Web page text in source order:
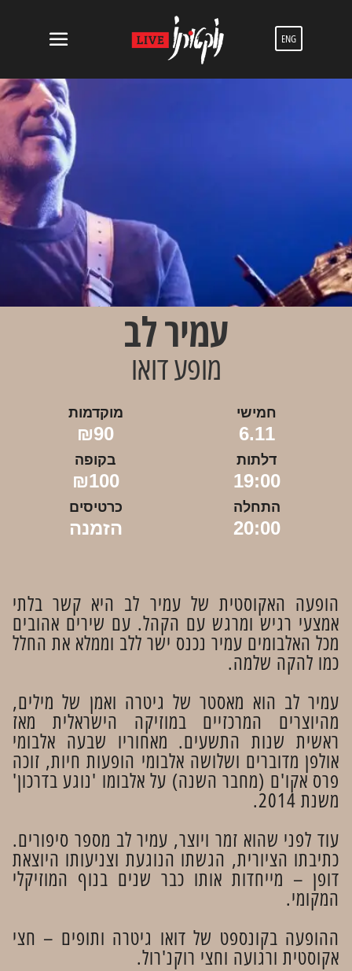
ENG
עמיר לב
מופע דואו
חמישי
6.11
מוקדמות
₪90
דלתות
19:00
בקופה
₪100
התחלה
20:00
כרטיסים
הזמנה
הופעה האקוסטית של עמיר לב היא קשר בלתי
אמצעי רגיש ומרגש עם הקהל. עם שירים אהובים
מכל האלבומים עמיר נכנס ישר ללב וממלא את החלל
כמו להקה שלמה.
עמיר לב הוא מאסטר של גיטרה ואמן של מילים,
מהיוצרים המרכזיים במוזיקה הישראלית מאז
ראשית שנות התשעים. מאחוריו שבעה אלבומי
אולפן מדוברים ושלושה אלבומי הופעות חיות, זוכה
פרס אקו'ם (מחבר השנה) על אלבומו 'נוגע בדרכון'
משנת 2014.
עוד לפני שהוא זמר ויוצר, עמיר לב מספר סיפורים.
כתיבתו הציורית, הגשתו הנוגעת וצניעותו היוצאת
דופן – מייחדות אותו כבר שנים בנוף המוזיקלי
המקומי.
ההופעה בקונספט של דואו גיטרה ותופים – חצי
אקוסטית ורגועה וחצי רוקנ'רול.